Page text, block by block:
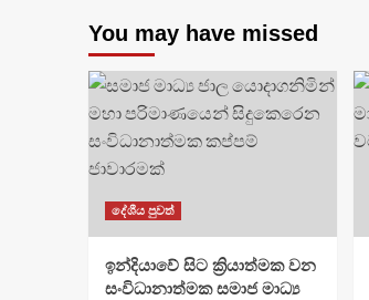
You may have missed
දේශීය පුවත්
​ඉන්දියාවේ සිට ක්‍රියාත්මක වන
සංවිධානාත්මක සමාජ මාධ්‍ය